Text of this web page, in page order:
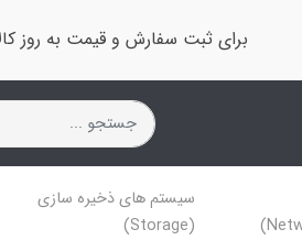
برای ثبت سفارش و قیمت به روز
سیستم های ذخیره سازی
(Storage)